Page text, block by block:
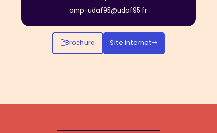
amp-udaf95@udaf95.fr
Brochure Site internet